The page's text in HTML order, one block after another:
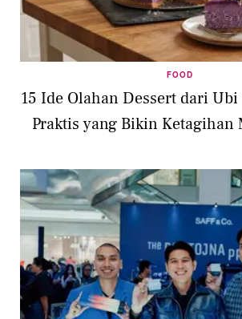
FOOD
15 Ide Olahan Dessert dari
Praktis yang Bikin Ketagihan